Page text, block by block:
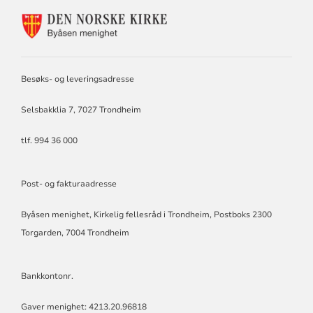
Besøks- og leveringsadresse
Selsbakklia 7, 7027 Trondheim
tlf. 994 36 000
Post- og fakturaadresse
Byåsen menighet, Kirkelig fellesråd i Trondheim, Postboks 2300
Torgarden, 7004 Trondheim
Bankkontonr.
Gaver menighet: 4213.20.96818